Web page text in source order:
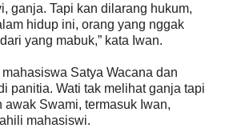
ganja. Tapi kan dilarang hukum,
hidup ini, orang yang nggak
yang mabuk,” kata Iwan.
Satya Wacana dan
panitia. Wati tak melihat ganja tapi
awak Swami, termasuk Iwan,
mahasiswi.